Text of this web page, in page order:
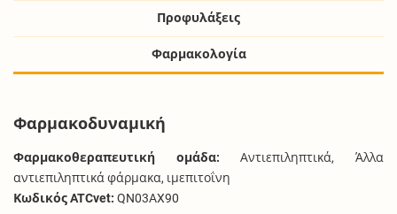
Προφυλάξεις
Φαρμακολογία
Φαρμακοδυναμική
Φαρμακοθεραπευτική ομάδα: Αντιεπιληπτικά, Άλλα
αντιεπιληπτικά φάρμακα, ιμεπιτοΐνη
Κωδικός ATCvet: QN03AX90